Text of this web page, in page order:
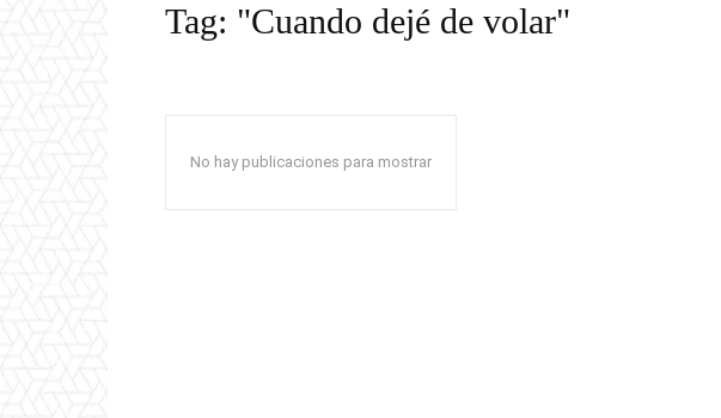
Tag: "Cuando dejé de volar"
No hay publicaciones para mostrar